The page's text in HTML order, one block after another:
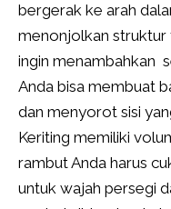
bergerak ke arah
menonjolkan struktur
ingin menambahkan
Anda bisa membuat
dan menyorot sisi
Keriting memiliki
rambut Anda harus
untuk wajah persegi